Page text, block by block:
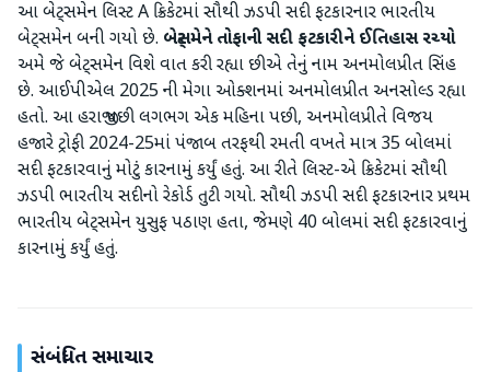
આ બેટ્સમેન લિસ્ટ A ક્રિકેટમાં સૌથી ઝડપી સદી ફટકારનાર ભારતીય
બેટ્સમેન બની ગયો છે. બેટ્સમેને તોફાની સદી ફટકારીને ઈતિહાસ રચ્યો
અમે જે બેટ્સમેન વિશે વાત કરી રહ્યા છીએ તેનું નામ અનમોલપ્રીત સિંહ
છે. આઈપીએલ 2025 ની મેગા ઓક્શનમાં અનમોલપ્રીત અનસોલ્ડ રહ્યા
હતો. આ હરાજી પછી લગભગ એક મહિના પછી, અનમોલપ્રીતે વિજય
હજારે ટ્રોફી 2024-25માં પંજાબ તરફથી રમતી વખતે માત્ર 35 બોલમાં
સદી ફટકારવાનું મોટું કારનામું કર્યું હતું. આ રીતે લિસ્ટ-એ ક્રિકેટમાં સૌથી
ઝડપી ભારતીય સદીનો રેકોર્ડ તુટી ગયો. સૌથી ઝડપી સદી ફટકારનાર પ્રથમ
ભારતીય બેટ્સમેન યુસુફ પઠાણ હતા, જેમણે 40 બોલમાં સદી ફટકારવાનું
કારનામું કર્યું હતું.
સંબંધિત સમાચાર